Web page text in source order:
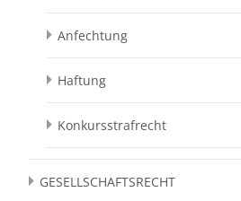
Anfechtung
Haftung
Konkursstrafrecht
GESELLSCHAFTSRECHT